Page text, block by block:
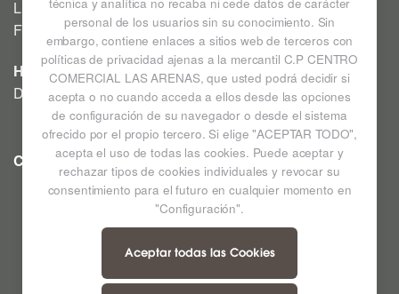
Lunes a Domingo: Consultar horarios en la Cartelera
Festivos a consultar *
HIPERMERCADO
De lunes a sábado de 09:00h a 22:00h
CC LAS ARENAS Ampliar mapa
personal de los usuarios sin su conocimiento. Sin
embargo, contiene enlaces a sitios web de terceros con
políticas de privacidad ajenas a la mercantil C.P CENTRO
COMERCIAL LAS ARENAS, que usted podrá decidir si
acepta o no cuando acceda a ellos desde las opciones
de configuración de su navegador o desde el sistema
ofrecido por el propio tercero. Si elige "ACEPTAR TODO",
acepta el uso de todas las cookies. Puede aceptar y
rechazar tipos de cookies individuales y revocar su
consentimiento para el futuro en cualquier momento en
"Configuración".
Aceptar todas las Cookies